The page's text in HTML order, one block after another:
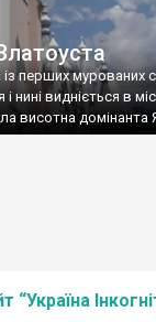
перших мурованих
нині видніється в
висотна домінанта
“Україна